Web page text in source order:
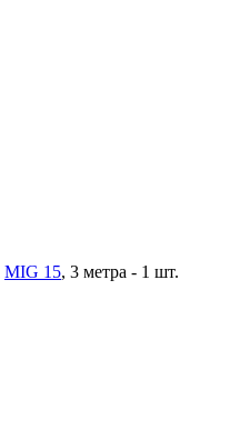
MIG 15, 3 метра - 1 шт.